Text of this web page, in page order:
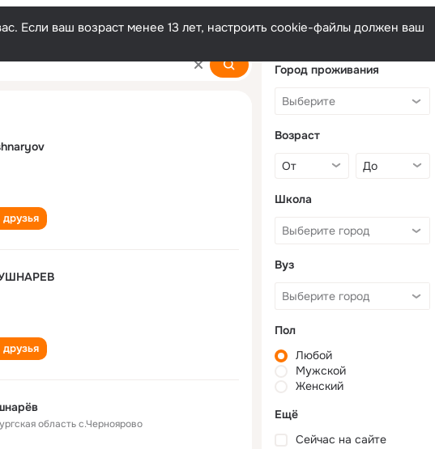
Если ваш возраст менее 13 лет, настроить cookie-файлы должен ваш
область с.Черноярово
Город проживания
Возраст
Школа
Вуз
Пол
Любой
Мужской
Женский
Ещё
Сейчас на сайте